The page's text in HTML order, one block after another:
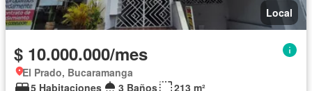
Local
$ 10.000.000/mes
El Prado, Bucaramanga
5 Habitaciones
3 Baños
213 m²